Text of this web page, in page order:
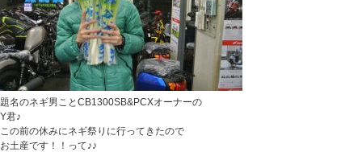
題名のネギ男ことCB1300SB&PCXオーナーの
Y君♪
この前の休みにネギ祭りに行ってきたので
お土産です！！って♪♪